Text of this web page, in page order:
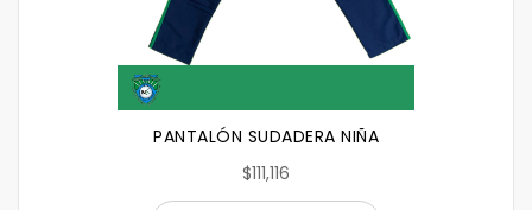
PANTALÓN SUDADERA NIÑA
$111,116